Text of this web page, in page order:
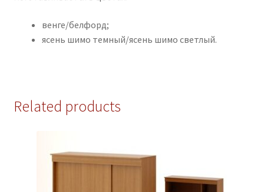
венге/белфорд;
ясень шимо темный/ясень шимо светлый.
Related products